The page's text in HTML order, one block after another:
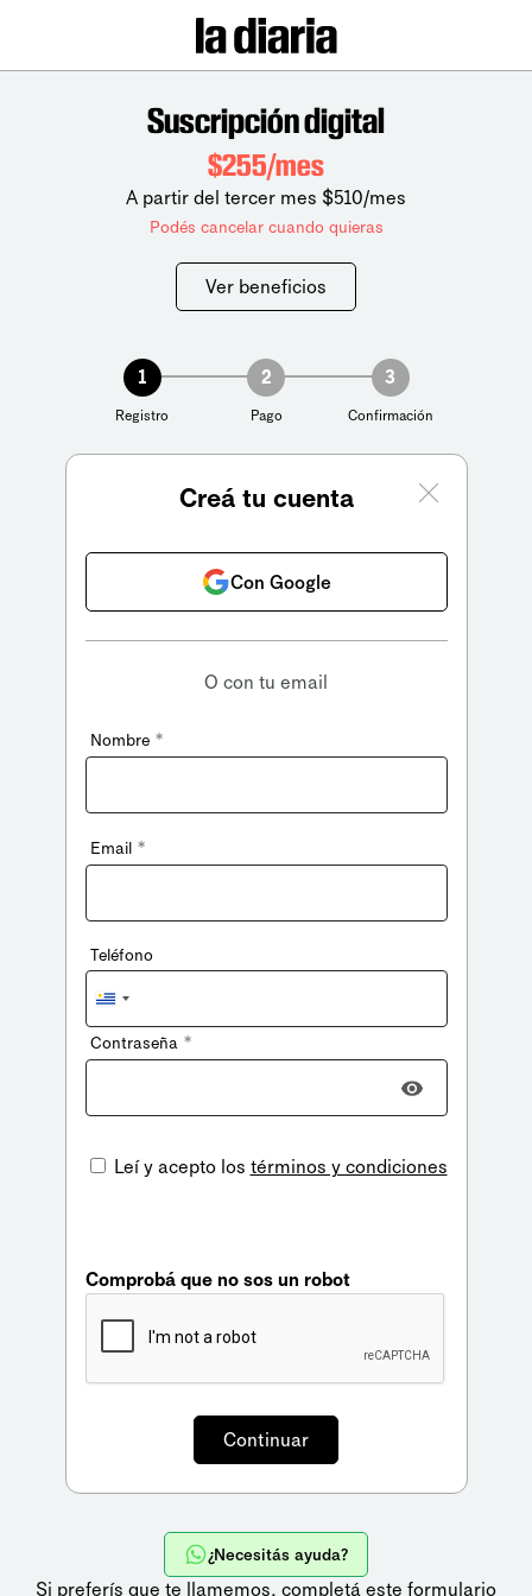
Suscripción digital
$255/mes
A partir del tercer mes $510/mes
Podés cancelar cuando quieras
Ver beneficios
1
Registro
2
Pago
3
Confirmación
Creá tu cuenta
Con Google
O con tu email
Nombre *
Email *
Teléfono
Uruguay
+598
Contraseña *
Leí y acepto los términos y condiciones
Comprobá que no sos un robot
¿Necesitás ayuda?
Si preferís que te llamemos, completá este formulario